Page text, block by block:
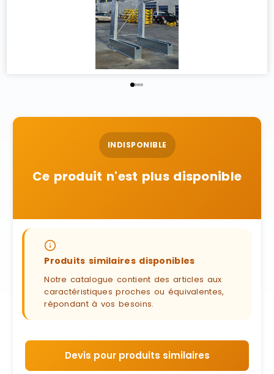
INDISPONIBLE
Ce produit n'est plus disponible
Produits similaires disponibles
Notre catalogue contient des articles aux
caractéristiques proches ou équivalentes,
répondant à vos besoins.
Devis pour produits similaires